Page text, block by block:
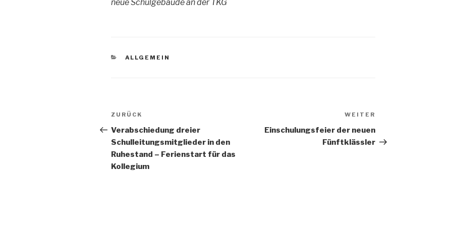
neue Schulgebäude an der TKG
KATEGORIEN
ALLGEMEIN
Beitragsnavigation
Vorheriger
Beitrag
ZURÜCK
Verabschiedung dreier
Schulleitungsmitglieder in den
Ruhestand – Ferienstart für das
Kollegium
Beitrag
WEITER
Einschulungsfeier der neuen
Fünftklässler